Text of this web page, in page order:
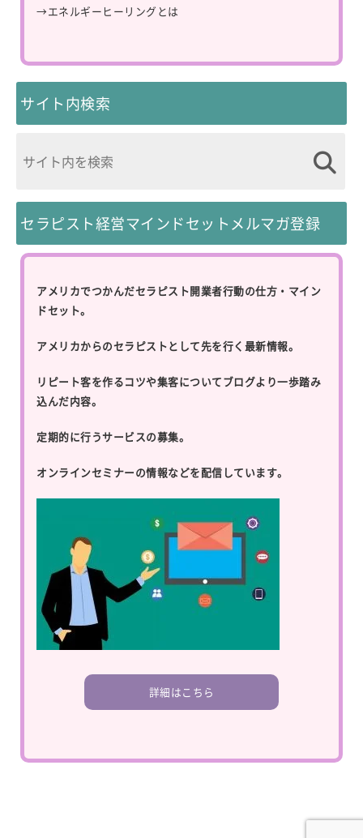
→ エネルギーヒーリングとは
サイト内検索
セラピスト経営マインドセットメルマガ登録
アメリカでつかんだセラピスト開業者行動の仕方・マイン
ドセット。
アメリカからのセラピストとして先を行く最新情報。
リピート客を作るコツや集客についてブログより一歩踏み
込んだ内容。
定期的に行うサービスの募集。
オンラインセミナーの情報などを配信しています。
詳細はこちら